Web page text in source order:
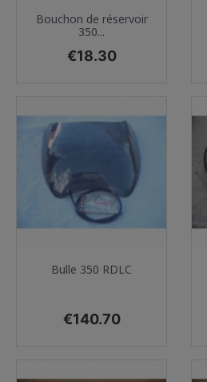
Bouchon de réservoir
350...
Price
€18.30
Bulle 350 RDLC
Price
€140.70